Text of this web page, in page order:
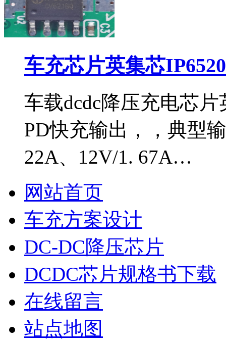
车充芯片英集芯
车载dcdc降压充电芯
PD快充输出，，典型
22A、12V/1. 67A…
网站首页
车充方案设计
DC-DC降压芯片
DCDC芯片规格书下载
在线留言
站点地图